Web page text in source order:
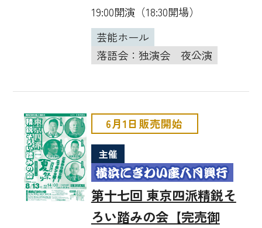
19:00開演（18:30開場）
芸能ホール
落語会：独演会
夜公演
6月1日販売開始
主催
第十七回 東京四派精鋭そ
ろい踏みの会【完売御